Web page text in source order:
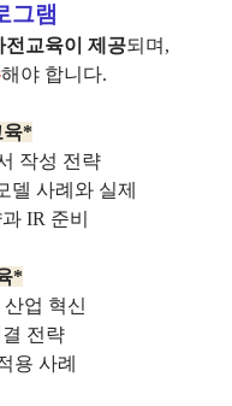
그램
전교육이 제공되며,
해야 합니다.
육*
작성 전략
델 사례와 실제
IR 준비
*
산업 혁신
전략
용 사례